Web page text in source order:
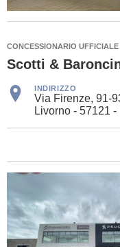
CONCESSIONARIO UFFICIALE
Scotti &
INDIRIZZO
Via Firenze, 91-
Livorno - 57121